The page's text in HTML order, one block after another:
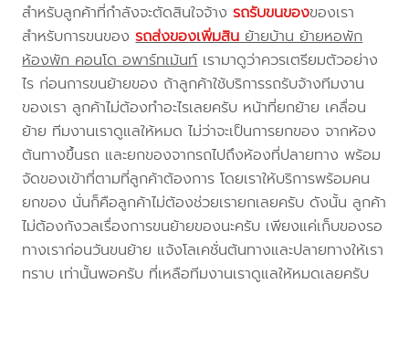
สำหรับลูกค้าที่กำลังจะตัดสินใจจ้างรถรับขนของของเรา
สำหรับการขนของรถส่งของเพิ่มสินย้ายบ้าน ย้ายหอพัก
ห้องพัก คอนโด อพาร์ทเม้นท์เรามาดูว่าควรเตรียมตัวอย่าง
ไร ก่อนการขนย้ายของ ถ้าลูกค้าใช้บริการรถรับจ้างทีมงาน
ของเรา ลูกค้าไม่ต้องทำอะไรเลยครับ หน้าที่ยกย้าย เคลื่อน
ย้าย ทีมงานเราดูแลให้หมด ไม่ว่าจะเป็นการยกของ จากห้อง
ต้นทางขึ้นรถ และยกของจากรถไปถึงห้องที่ปลายทาง พร้อม
จัดของเข้าที่ตามที่ลูกค้าต้องการ โดยเราให้บริการพร้อมคน
ยกของ นั่นก็คือลูกค้าไม่ต้องช่วยเรายกเลยครับ ดังนั้น ลูกค้า
ไม่ต้องกังวลเรื่องการขนย้ายของนะครับ เพียงแค่เก็บของรอ
ทางเราก่อนวันขนย้าย แจ้งโลเคชั่นต้นทางและปลายทางให้เรา
ทราบ เท่านั้นพอครับ ที่เหลือทีมงานเราดูแลให้หมดเลยครับ